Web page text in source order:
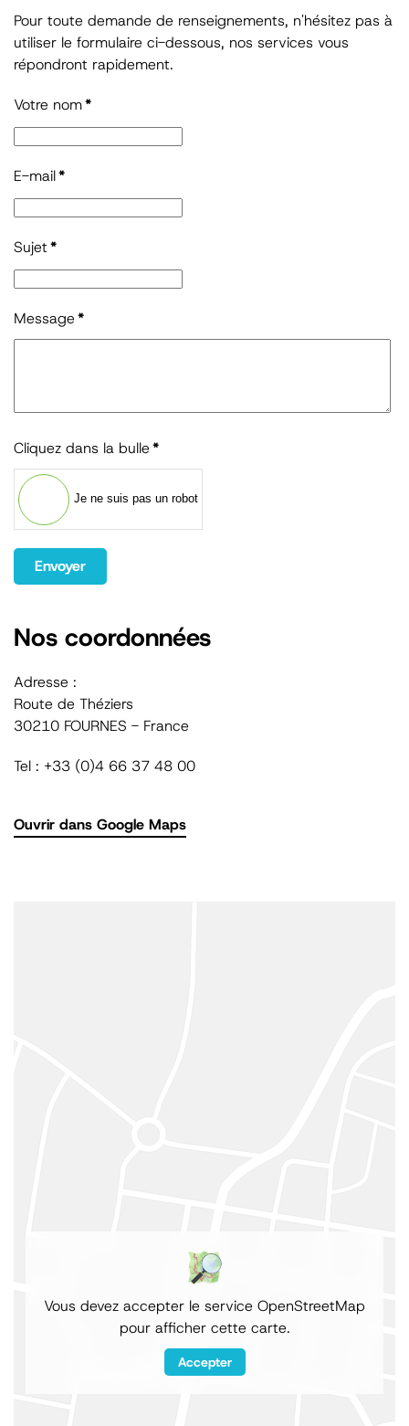
Pour toute demande de renseignements, n'hésitez pas à
utiliser le formulaire ci-dessous, nos services vous
répondront rapidement.
Votre nom*
E-mail*
Sujet*
Message*
Cliquez dans la bulle*
Je ne suis pas un robot
Envoyer
Nos coordonnées
Adresse :
Route de Théziers
30210 FOURNES - France
Tel : +33 (0)4 66 37 48 00
Ouvrir dans Google Maps
Vous devez accepter le service OpenStreetMap
pour afficher cette carte.
Accepter